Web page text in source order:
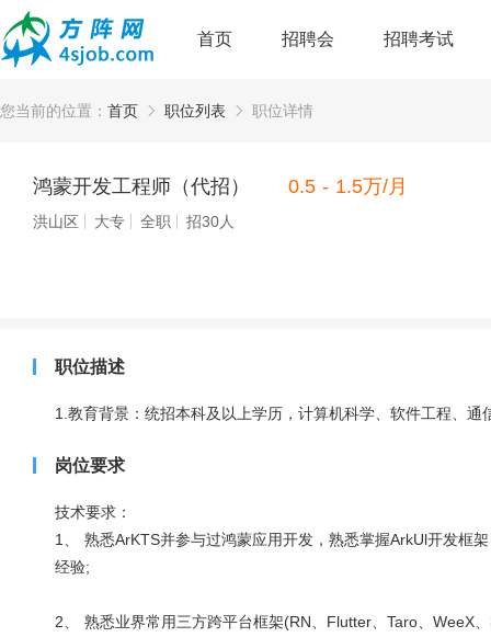
首页 招聘会 招聘考试
您当前的位置： 首页 职位列表 职位详情
鸿蒙开发工程师（代招） 0.5 - 1.5万/月
洪山区 大专 全职 招30人
职位描述
1.教育背景：统招本科及以上学历，计算机科学、软件工程、通
岗位要求
技术要求：
1、 熟悉ArKTS并参与过鸿蒙应用开发，熟悉掌握ArkUl开发框
经验;
2、 熟悉业界常用三方跨平台框架(RN、Flutter、Taro、WeeX